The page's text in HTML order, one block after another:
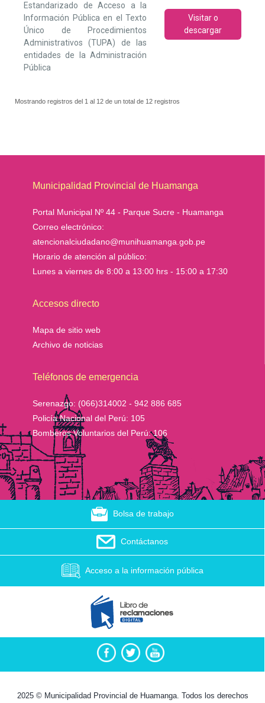
Estandarizado de Acceso a la
Información Pública en el Texto
Único de Procedimientos
Administrativos (TUPA) de las
entidades de la Administración
Pública
Visitar o
descargar
Mostrando registros del 1 al 12 de un total de 12 registros
Municipalidad Provincial de Huamanga
Portal Municipal Nº 44 - Parque Sucre - Huamanga
Correo electrónico:
atencionalciudadano@munihuamanga.gob.pe
Horario de atención al público:
Lunes a viernes de 8:00 a 13:00 hrs - 15:00 a 17:30
Accesos directo
Mapa de sitio web
Archivo de noticias
Teléfonos de emergencia
Serenazgo: (066)314002 - 942 886 685
Policía Nacional del Perú: 105
Bomberos Voluntarios del Perú:106
Bolsa de trabajo
Contáctanos
Acceso a la información pública
2025 © Municipalidad Provincial de Huamanga. Todos los derechos